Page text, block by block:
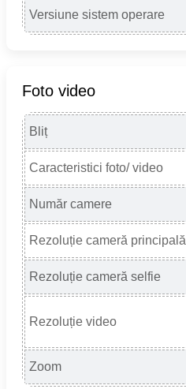
Versiune sistem operare
Foto video
Bliț
Caracteristici foto/ video
Număr camere
Rezoluție cameră principală
Rezoluție cameră selfie
Rezoluție video
Zoom